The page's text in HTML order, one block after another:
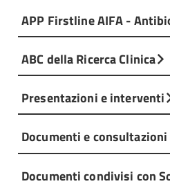
APP Firstline AIFA -
ABC della Ricerca Clinica
Presentazioni e interventi
Documenti e
Documenti condivisi con